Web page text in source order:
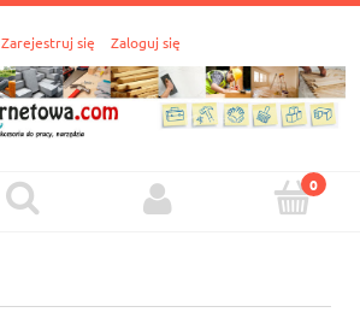
Zarejestruj się Zaloguj się